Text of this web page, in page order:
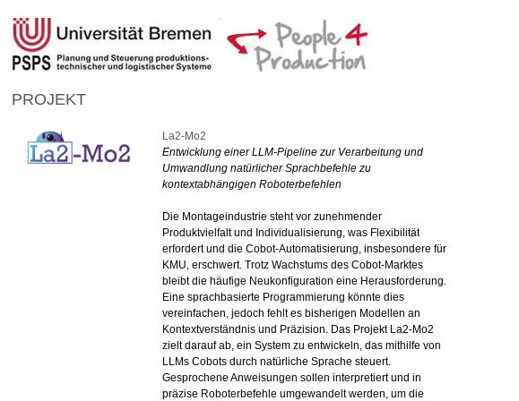
PROJEKT
La2-Mo2
Entwicklung einer LLM-Pipeline zur Verarbeitung und
Umwandlung natürlicher Sprachbefehle zu
kontextabhängigen Roboterbefehlen
Die Montageindustrie steht vor zunehmender
Produktvielfalt und Individualisierung, was Flexibilität
erfordert und die Cobot-Automatisierung, insbesondere für
KMU, erschwert. Trotz Wachstums des Cobot-Marktes
bleibt die häufige Neukonfiguration eine Herausforderung.
Eine sprachbasierte Programmierung könnte dies
vereinfachen, jedoch fehlt es bisherigen Modellen an
Kontextverständnis und Präzision. Das Projekt La2-Mo2
zielt darauf ab, ein System zu entwickeln, das mithilfe von
LLMs Cobots durch natürliche Sprache steuert.
Gesprochene Anweisungen sollen interpretiert und in
präzise Roboterbefehle umgewandelt werden, um die